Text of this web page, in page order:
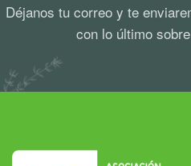
Déjanos tu correo y te
con lo último